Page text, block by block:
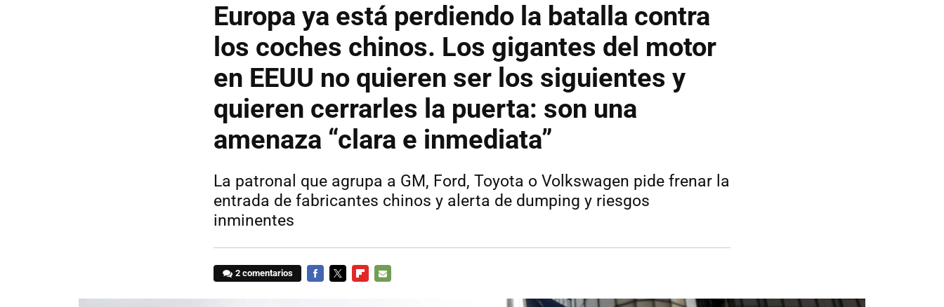
Europa ya está perdiendo la batalla contra
los coches chinos. Los gigantes del motor
en EEUU no quieren ser los siguientes y
quieren cerrarles la puerta: son una
amenaza “clara e inmediata”
La patronal que agrupa a GM, Ford, Toyota o Volkswagen pide frenar la
entrada de fabricantes chinos y alerta de dumping y riesgos
inminentes
2 comentarios